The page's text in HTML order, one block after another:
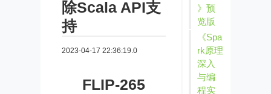
除Scala API支
持
2023-04-17 22:36:19.0
FLIP-265
》预
览版
《Spa
rk原理
深入
与编
程实